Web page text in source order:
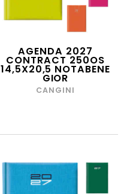
AGENDA 2027
CONTRACT 250OS
14,5X20,5 NOTABENE
GIOR
CANGINI